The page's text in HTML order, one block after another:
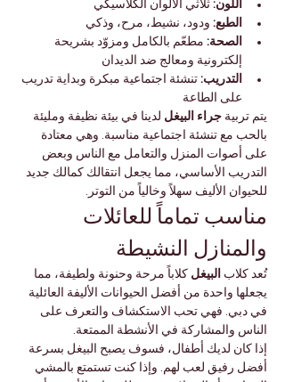
اللون: ثلاثي الألوان الكلاسيكي
الطبع: ودود، نشيط، مرح، وذكي
الصحة: مطعّم بالكامل ومزوّد بشريحة
إلكترونية ومعالج ضد الديدان
التدريب: تنشئة اجتماعية مبكرة وبداية تدريب
على الطاعة
يتم تربية جراء البيغل لدينا في بيئة نظيفة ومليئة
بالحب مع تنشئة اجتماعية مناسبة. وهي معتادة
على أصوات المنزل والتعامل مع الناس وبعض
التدريب الأساسي، مما يجعل انتقالك كمالك جديد
للحيوان الأليف سهلاً وخالياً من التوتر.
مناسب تماماً للعائلات
والمنازل النشيطة
تُعد كلاب البيغل كلاباً مرحة وحنونة ولطيفة، مما
يجعلها واحدة من أفضل الحيوانات الأليفة العائلية
في دبي. فهي تحب الاستكشاف والتعرف على
الناس والمشاركة في الأنشطة الممتعة.
إذا كان لديك أطفال، فسوف يصبح البيغل بسرعة
أفضل رفيق لعب لهم. وإذا كنت تستمتع بالمشي